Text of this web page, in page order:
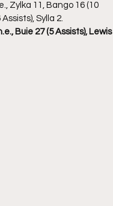
Zylka 11, Bango 16 (10
Sylla 2.
Buie 27 (5 Assists), Lewis